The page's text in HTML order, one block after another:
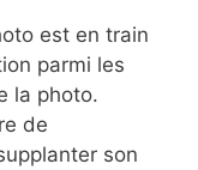
est en train
parmi les
la photo.
de
son